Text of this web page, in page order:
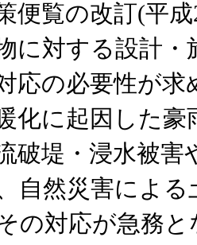
便覧の改訂(平
に対する設計
応の必要性が
化に起因した
破堤・浸水被害
自然災害によ
の対応が急務